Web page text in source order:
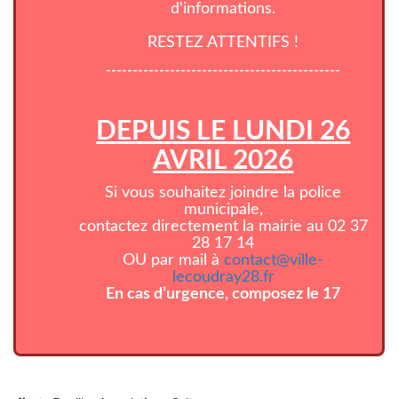
d'informations.
RESTEZ ATTENTIFS !
--------------------------------------------
DEPUIS LE LUNDI 26
AVRIL 2026
Si vous souhaitez joindre la police
municipale,
contactez directement la mairie au 02 37
28 17 14
OU par mail àcontact@ville-
lecoudray28.fr
En cas d’urgence, composez le 17